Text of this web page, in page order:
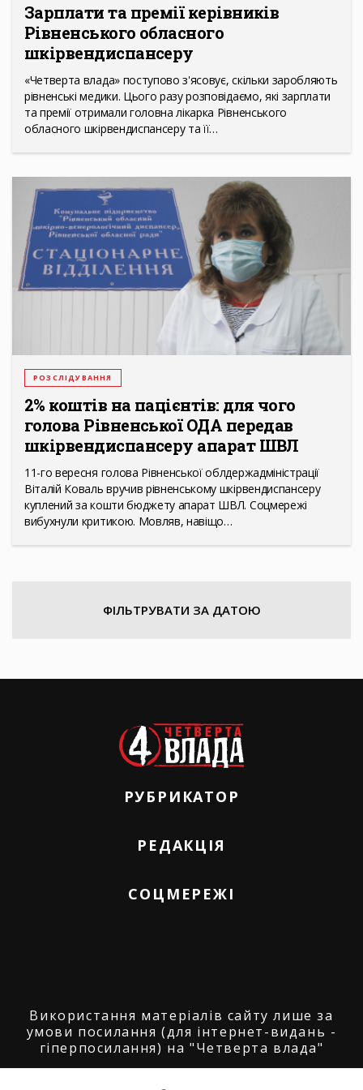
Зарплати та премії керівників
Рівненського обласного
шкірвендиспансеру
«Четверта влада» поступово з'ясовує, скільки заробляють
рівненські медики. Цього разу розповідаємо, які зарплати
та премії отримали головна лікарка Рівненського
обласного шкірвендиспансеру та її…
РОЗСЛІДУВАННЯ
2% коштів на пацієнтів: для чого
голова Рівненської ОДА передав
шкірвендиспансеру апарат ШВЛ
11-го вересня голова Рівненської облдержадміністрації
Віталій Коваль вручив рівненському шкірвендиспансеру
куплений за кошти бюджету апарат ШВЛ. Соцмережі
вибухнули критикою. Мовляв, навіщо…
ФІЛЬТРУВАТИ ЗА ДАТОЮ
РУБРИКАТОР
РЕДАКЦІЯ
СОЦМЕРЕЖІ
Використання матеріалів сайту лише за
умови посилання (для інтернет-видань -
гіперпосилання) на "Четверта влада"